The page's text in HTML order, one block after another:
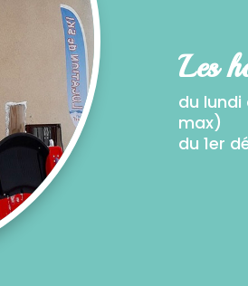
Les
du lundi
max)
du 1er